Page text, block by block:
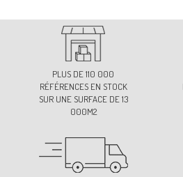
PLUS DE 110 000
RÉFÉRENCES EN STOCK
SUR UNE SURFACE DE 13
000M2